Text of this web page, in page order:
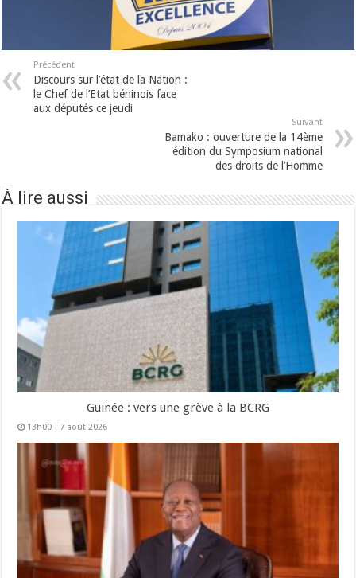
Précédent
Discours sur l’état de la Nation :
le Chef de l’Etat béninois face
aux députés ce jeudi
Suivant
Bamako : ouverture de la 14ème
édition du Symposium national
des droits de l’Homme
À lire aussi
Guinée : vers une grève à la BCRG
13h00 - 7 août 2026